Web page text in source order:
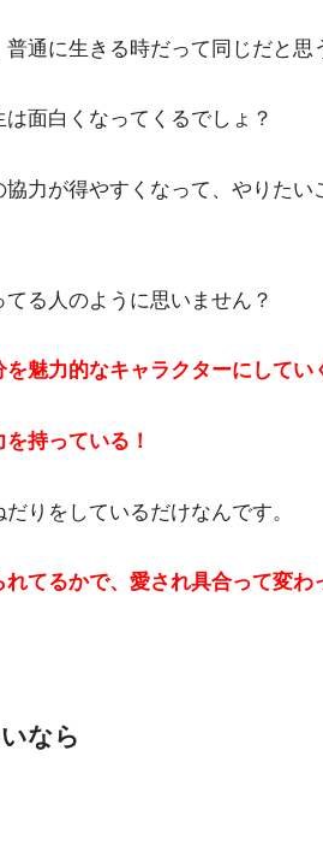
通に生きる時だって同じだと思
面白くなってくるでしょ？
力が得やすくなって、やりたい
る人のように思いません？
魅力的なキャラクターにしてい
持っている！
りをしているだけなんです。
てるかで、愛され具合って変わ
なら